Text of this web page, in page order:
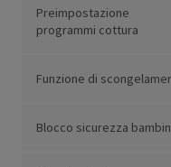
Preimpostazione
programmi cottura
Funzione di
Blocco sicurezza